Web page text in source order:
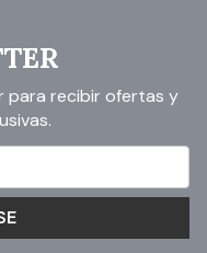
para recibir ofertas y